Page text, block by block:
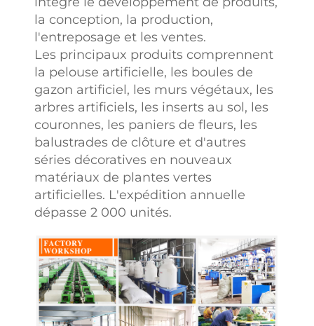
la conception, la production,
l'entreposage et les ventes.
Les principaux produits comprennent
la pelouse artificielle, les boules de
gazon artificiel, les murs végétaux, les
arbres artificiels, les inserts au sol, les
couronnes, les paniers de fleurs, les
balustrades de clôture et d'autres
séries décoratives en nouveaux
matériaux de plantes vertes
artificielles. L'expédition annuelle
dépasse 2 000 unités.